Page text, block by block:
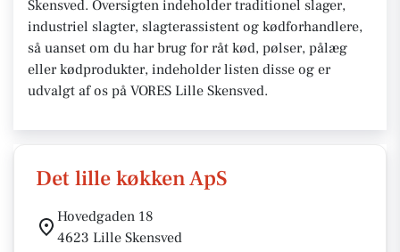
Skensved. Oversigten indeholder traditionel slager,
industriel slagter, slagterassistent og kødforhandlere,
så uanset om du har brug for råt kød, pølser, pålæg
eller kødprodukter, indeholder listen disse og er
udvalgt af os på VORES Lille Skensved.
Det lille køkken ApS
Hovedgaden 18
4623 Lille Skensved